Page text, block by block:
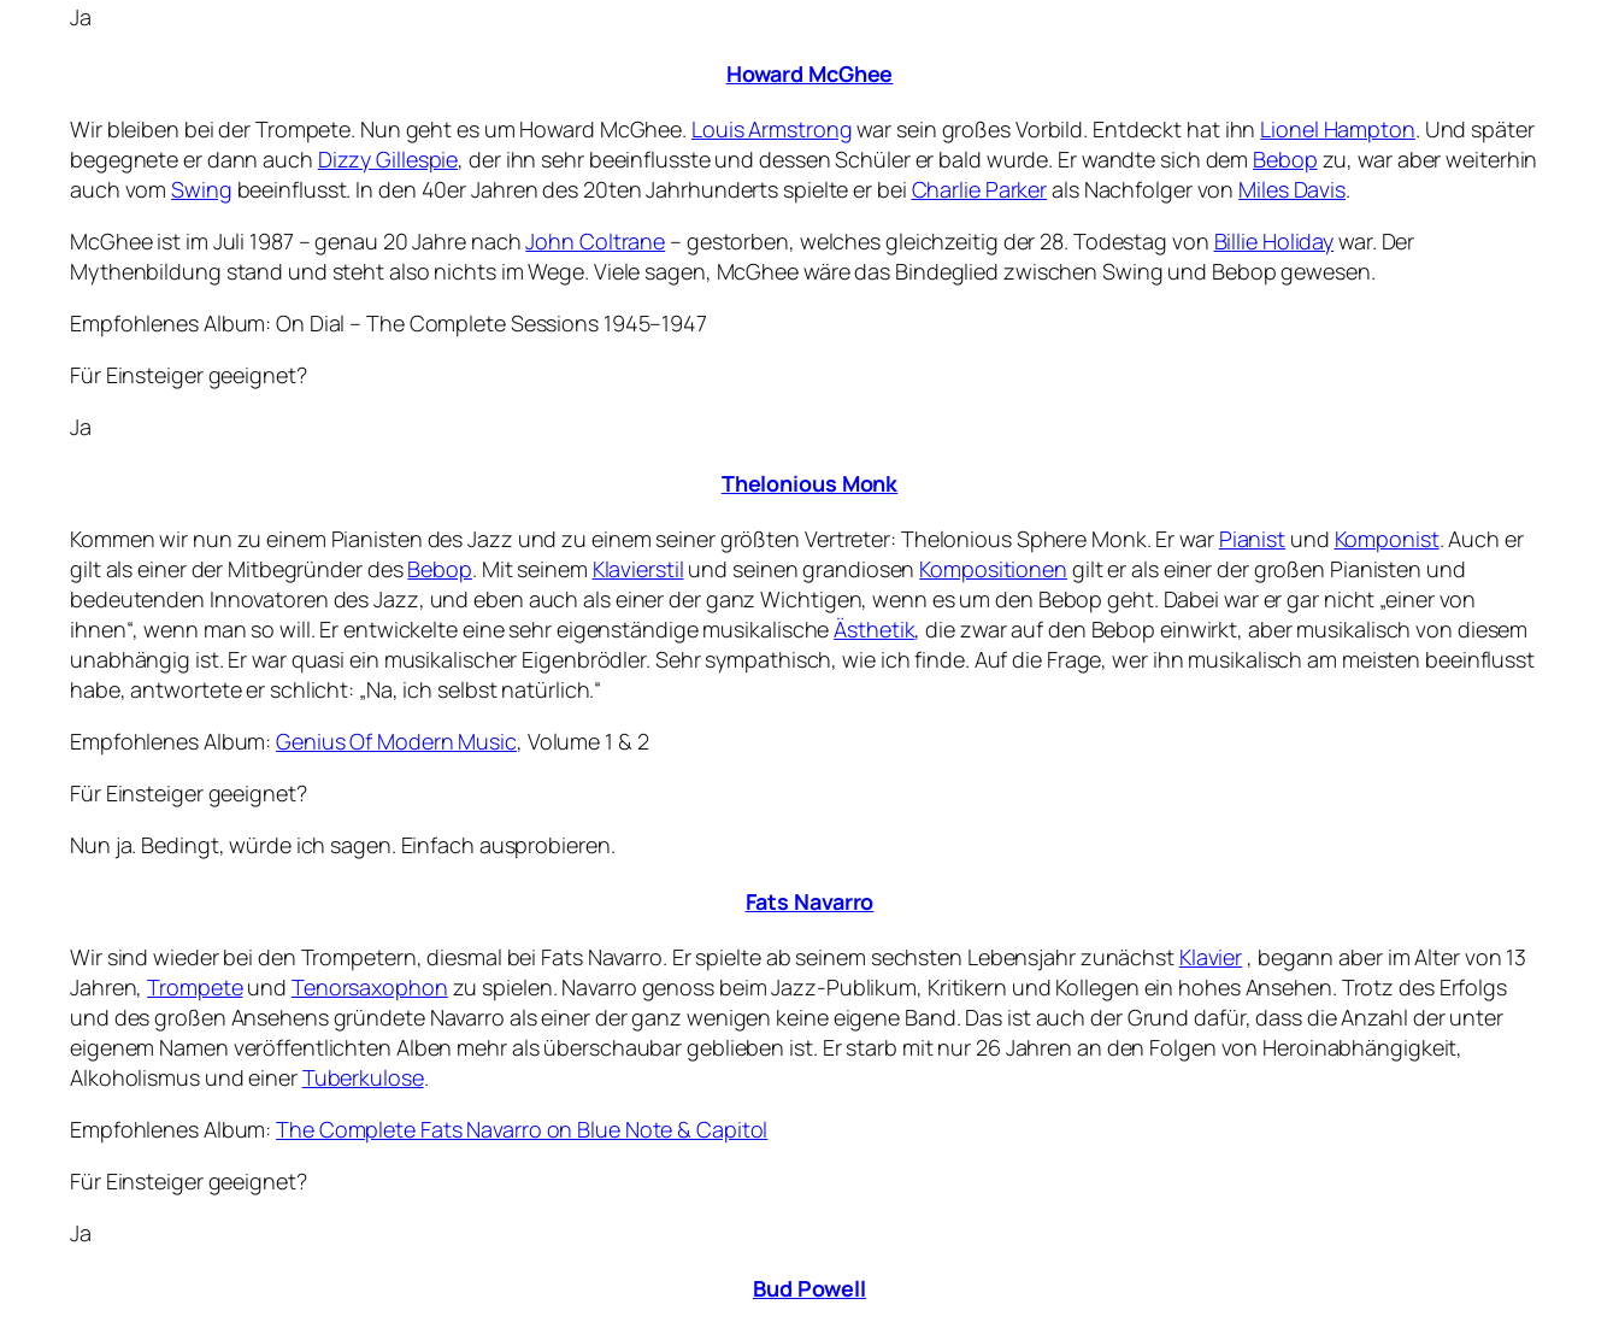
Ja
Howard McGhee
Wir bleiben bei der Trompete. Nun geht es um Howard McGhee. Louis Armstrongwar sein großes Vorbild. Entdeckt hat ihn Lionel Hampton. Und später
begegnete er dann auch Dizzy Gillespie, der ihn sehr beeinflusste und dessen Schüler er bald wurde. Er wandte sich dem Bebop zu, war aber weiterhin
auch vomSwing beeinflusst. In den 40er Jahren des 20ten Jahrhunderts spielte er bei Charlie Parkerals Nachfolger von Miles Davis.
McGhee ist im Juli 1987 – genau 20 Jahre nachJohn Coltrane – gestorben, welches gleichzeitig der 28. Todestag von Billie Holidaywar. Der
Mythenbildung stand und steht also nichts im Wege. Viele sagen, McGhee wäre das Bindeglied zwischen Swing und Bebop gewesen.
Empfohlenes Album: On Dial – The Complete Sessions 1945–1947
Für Einsteiger geeignet?
Ja
Thelonious Monk
Kommen wir nun zu einem Pianisten des Jazz und zu einem seiner größten Vertreter: Thelonious Sphere Monk. Er war Pianist und Komponist. Auch er
gilt als einer der Mitbegründer desBebop. Mit seinem Klavierstil und seinen grandiosen Kompositionen gilt er als einer der großen Pianisten und
bedeutenden Innovatoren des Jazz, und eben auch als einer der ganz Wichtigen, wenn es um den Bebop geht. Dabei war er gar nicht „einer von
ihnen“, wenn man so will. Er entwickelte eine sehr eigenständige musikalischeÄsthetik, die zwar auf den Bebop einwirkt, aber musikalisch von diesem
unabhängig ist. Er war quasi ein musikalischer Eigenbrödler. Sehr sympathisch, wie ich finde. Auf die Frage, wer ihn musikalisch am meisten beeinflusst
habe, antwortete er schlicht: „Na, ich selbst natürlich.“
Empfohlenes Album:Genius Of Modern Music, Volume 1 & 2
Für Einsteiger geeignet?
Nun ja. Bedingt, würde ich sagen. Einfach ausprobieren.
Fats Navarro
Wir sind wieder bei den Trompetern, diesmal bei Fats Navarro. Er spielte ab seinem sechsten Lebensjahr zunächst Klavier , begann aber im Alter von 13
Jahren,Trompeteund Tenorsaxophon zu spielen. Navarro genoss beim Jazz-Publikum, Kritikern und Kollegen ein hohes Ansehen. Trotz des Erfolgs
und des großen Ansehens gründete Navarro als einer der ganz wenigen keine eigene Band. Das ist auch der Grund dafür, dass die Anzahl der unter
eigenem Namen veröffentlichten Alben mehr als überschaubar geblieben ist. Er starb mit nur 26 Jahren an den Folgen von Heroinabhängigkeit,
Alkoholismus und einerTuberkulose.
Empfohlenes Album:The Complete Fats Navarro on Blue Note & Capitol
Für Einsteiger geeignet?
Ja
Bud Powell